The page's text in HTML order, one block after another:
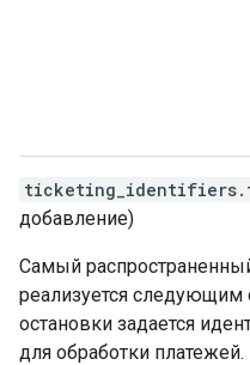
добавление)
Самый
реализуется
остановки задается
для обработки